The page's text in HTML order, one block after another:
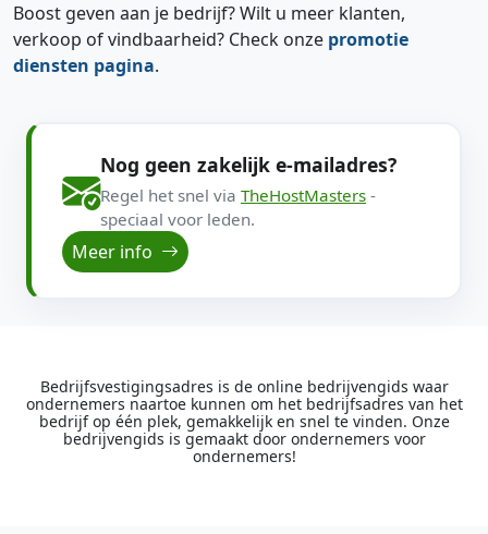
Boost geven aan je bedrijf? Wilt u meer klanten,
verkoop of vindbaarheid? Check onze promotie
diensten pagina.
Nog geen zakelijk e-mailadres?
Regel het snel via TheHostMasters -
speciaal voor leden.
Meer info
Bedrijfsvestigingsadres is de online bedrijvengids waar
ondernemers naartoe kunnen om het bedrijfsadres van het
bedrijf op één plek, gemakkelijk en snel te vinden. Onze
bedrijvengids is gemaakt door ondernemers voor
ondernemers!